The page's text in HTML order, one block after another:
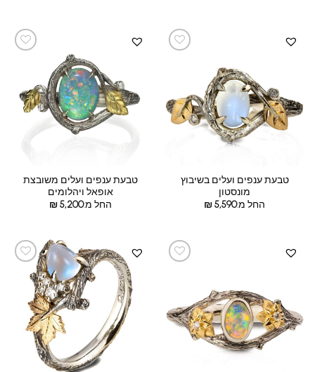
טבעת ענפים ועלים בשיבוץ
מונסטון
החל מ:
₪5,590
טבעת ענפים ועלים משובצת
אופאל ויהלומים
החל מ:
₪5,200